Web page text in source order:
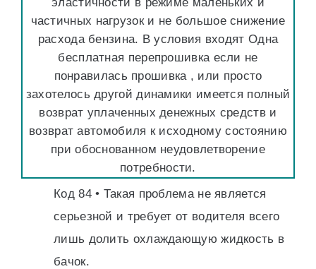
частичных нагрузок и не большое снижение
расхода бензина. В условия входят Одна
бесплатная перепрошивка если не
понравилась прошивка , или просто
захотелось другой динамики имеется полный
возврат уплаченных денежных средств и
возврат автомобиля к исходному состоянию
при обоснованном неудовлетворение
потребности.
Код 84 • Такая проблема не является
серьезной и требует от водителя всего
лишь долить охлаждающую жидкость в
бачок.